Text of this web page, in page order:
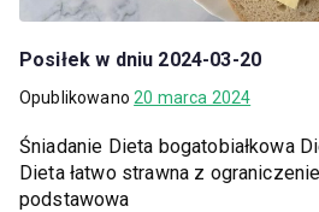
Posiłek w dniu 2024-03-20
Opublikowano20 marca 2024
Śniadanie Dieta bogatobiałkowa
Dieta łatwo strawna z
podstawowa